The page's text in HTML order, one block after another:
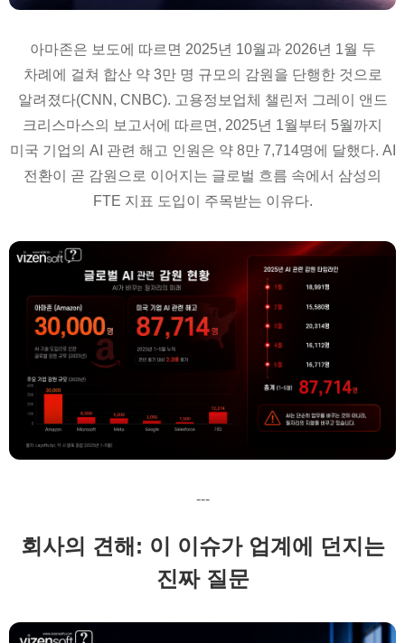
아마존은 보도에 따르면 2025년 10월과 2026년 1월 두
차례에 걸쳐 합산 약 3만 명 규모의 감원을 단행한 것으로
알려졌다(CNN, CNBC). 고용정보업체 챌린저 그레이 앤드
크리스마스의 보고서에 따르면, 2025년 1월부터 5월까지
미국 기업의 AI 관련 해고 인원은 약 8만 7,714명에 달했다. AI
전환이 곧 감원으로 이어지는 글로벌 흐름 속에서 삼성의
FTE 지표 도입이 주목받는 이유다.
---
회사의 견해: 이 이슈가 업계에 던지는
진짜 질문